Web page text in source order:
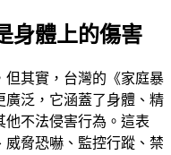
身體上的傷害
但其實，台灣的《家庭暴
廣泛，它涵蓋了身體、精
不法侵害行為。這表
威脅恐嚇、監控行蹤、禁